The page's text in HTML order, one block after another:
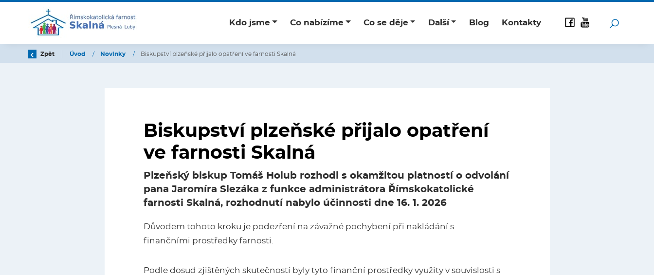
Kdo jsme Co nabízíme Co se děje Další Blog Kontakty
Zpět Úvod / Novinky / Biskupství plzeňské přijalo opatření ve farnosti Skalná
Biskupství plzeňské přijalo opatření
ve farnosti Skalná
Plzeňský biskup Tomáš Holub rozhodl s okamžitou platností o odvolání
pana Jaromíra Slezáka z funkce administrátora Římskokatolické
farnosti Skalná, rozhodnutí nabylo účinnosti dne 16. 1. 2026
Důvodem tohoto kroku je podezření na závažné pochybení při nakládání s
finančními prostředky farnosti.
Podle dosud zjištěných skutečností byly tyto finanční prostředky využity v souvislosti s